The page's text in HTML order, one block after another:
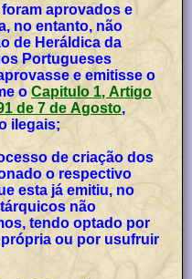
aprovados e
no entanto, não
de Heráldica da
Portugueses
e emitisse o
oCapitulo 1, Artigo
de 7 de Agosto,
ilegais;
de criação dos
o respectivo
esta já emitiu, no
não
tendo optado por
ou por usufruir